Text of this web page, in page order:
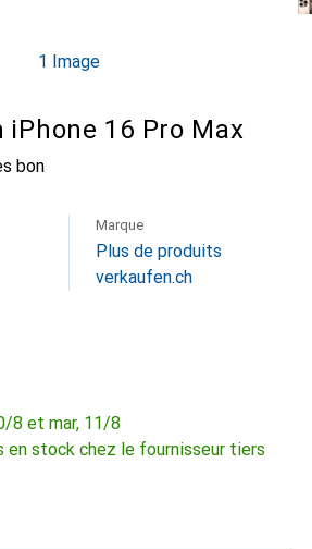
1 Image
iPhone 16 Pro Max
bon
Marque
Plus de produits
verkaufen.ch
8 et mar, 11/8
en stock chez le fournisseur tiers